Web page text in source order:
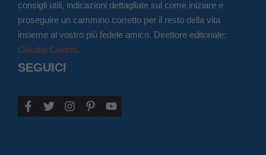
consigli utili, indicazioni dettagliate sul come iniziare e
proseguire un cammino corretto per il resto della vita
insieme al vostro più fedele amico. Direttore editoriale:
Claudia Colono.
SEGUICI